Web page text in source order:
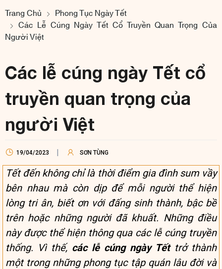
Trang Chủ
Phong Tục Ngày Tết
Các Lễ Cúng Ngày Tết Cổ Truyền Quan Trọng Của
Người Việt
Các lễ cúng ngày Tết cổ
truyền quan trọng của
người Việt
19/04/2023 SƠN TÙNG
Tết đến không chỉ là thời điểm gia đình sum vầy
bên nhau mà còn dịp để mỗi người thể hiện
lòng tri ân, biết ơn với đấng sinh thành, bậc bề
trên hoặc những người đã khuất. Những điều
này được thể hiện thông qua các lễ cúng truyền
thống. Vì thế, các lễ cúng ngày Tếttrở thành
một trong những phong tục tập quán lâu đời và